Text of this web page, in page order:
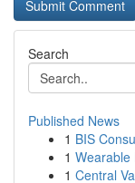
Search
Published News
1 BIS
1 Wearable
1 Central